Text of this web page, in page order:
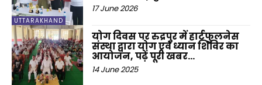
UTTARAKHAND
17 June 2026
योग दिवस पर रुद्रपुर में हार्टफुलनेस
संस्था द्वारा योग एवं ध्यान शिविर का
आयोजन, पढ़ें पूरी खबर…
14 June 2025